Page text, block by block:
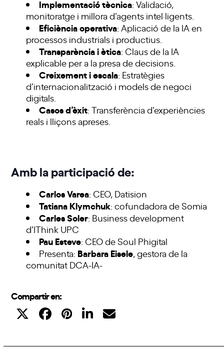
Implementació tècnica: Validació,
monitoratge i millora d’agents intel·ligents.
Eficiència operativa: Aplicació de la IA en
processos industrials i productius.
Transparència i ètica: Claus de la IA
explicable per a la presa de decisions.
Creixement i escala: Estratègies
d’internacionalització i models de negoci
digitals.
Casos d’èxit: Transferència d’experiències
reals i lliçons apreses.
Amb la participació de:
Carlos Varea: CEO, Datision
Tatiana Klymchuk: cofundadora de Somia
Carles Soler: Business development
d’IThink UPC
Pau Esteve: CEO de Soul Phigital
Presenta: Barbara Eisele, gestora de la
comunitat DCA-IA-
Compartir en: